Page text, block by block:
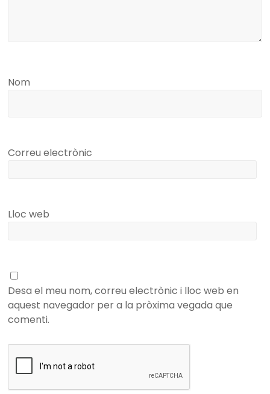
Nom
Correu electrònic
Lloc web
Desa el meu nom, correu electrònic i lloc web en
aquest navegador per a la pròxima vegada que
comenti.